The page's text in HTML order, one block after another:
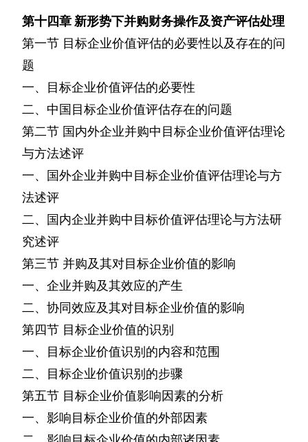
第十四章 新形势下并购财务操作及资产评估处理
第一节 目标企业价值评估的必要性以及存在的问
题
一、目标企业价值评估的必要性
二、中国目标企业价值评估存在的问题
第二节 国内外企业并购中目标企业价值评估理论
与方法述评
一、国外企业并购中目标企业价值评估理论与方
法述评
二、国内企业并购中目标价值评估理论与方法研
究述评
第三节 并购及其对目标企业价值的影响
一、企业并购及其效应的产生
二、协同效应及其对目标企业价值的影响
第四节 目标企业价值的识别
一、目标企业价值识别的内容和范围
二、目标企业价值识别的步骤
第五节 目标企业价值影响因素的分析
一、影响目标企业价值的外部因素